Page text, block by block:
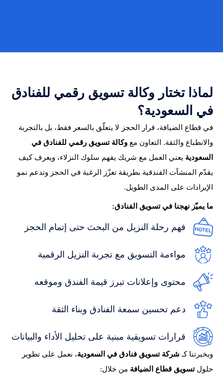
لماذا تختار وكالة تسويق رقمي للفنادق
في السعودية؟
في قطاع الضيافة، قرار الحجز لا يتعلّق بالسعر فقط، بل بالتجربة
والانطباع والثقة. التعاون مع وكالة تسويق رقمي للفنادق في
السعودية يعني العمل مع شريك يفهم سلوك النزلاء، ويعرف كيف
يقدّم المنشآت الفندقية بطريقة تعزّز الرغبة في الحجز وتدعم نمو
الإيرادات على المدى الطويل.
ما يميّز نهجنا في تسويق الفنادق:
فهم رحلة النزيل من البحث حتى إتمام الحجز
مواءمة التسويق مع تجربة النزيل الرقمية
محتوى وإعلانات تبرز قيمة الفندق وموقعه
دعم تحسين سمعة الفنادق وبناء الثقة
قرارات تسويقية مبنية على تحليل الأداء والبيانات
وبخبرتنا كـ شركة تسويق فنادق في السعودية، نعمل على تطوير
حلولتسويق قطاع الضيافة من خلال: